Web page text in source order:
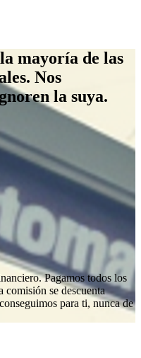
mayoría de las
Nos
la suya.
Pagamos todos los
comisión se descuenta
para ti, nunca de